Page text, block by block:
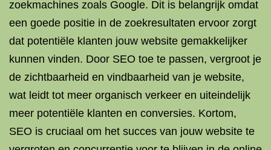
zoekmachines zoals Google. Dit is belangrijk omdat
een goede positie in de zoekresultaten ervoor zorgt
dat potentiële klanten jouw website gemakkelijker
kunnen vinden. Door SEO toe te passen, vergroot je
de zichtbaarheid en vindbaarheid van je website,
wat leidt tot meer organisch verkeer en uiteindelijk
meer potentiële klanten en conversies. Kortom,
SEO is cruciaal om het succes van jouw website te